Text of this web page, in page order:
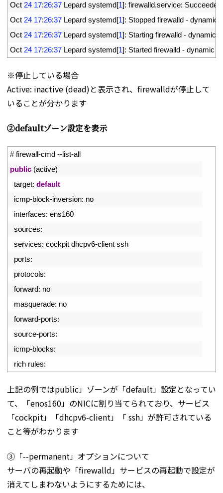
Oct 24 17:26:37 Lepard systemd[1]: firewalld.service: Succeeded
Oct 24 17:26:37 Lepard systemd[1]: Stopped firewalld - dynamic
Oct 24 17:26:37 Lepard systemd[1]: Starting firewalld - dynamic
Oct 24 17:26:37 Lepard systemd[1]: Started firewalld - dynamic
※停止している場合
Active: inactive (dead)と表示され、firewalldが停止して
いることが分かります
➁defaultゾーン設定を表示
# firewall-cmd --list-all
public (active)
target: default
icmp-block-inversion: no
interfaces: ens160
sources:
services: cockpit dhcpv6-client ssh
ports:
protocols:
forward: no
masquerade: no
forward-ports:
source-ports:
icmp-blocks:
rich rules:
上記の例ではpublic」ゾーンが「default」設定となってい
て、「enos160」のNICに割り当てられており、サービス
「cockpit」「dhcpv6-client」「 ssh」が許可されている
こと等がわかります
➂「--permanent」オプションについて
サーバの再起動や「firewalld」サービスの再起動で設定が
消えてしまわないようにするためには、